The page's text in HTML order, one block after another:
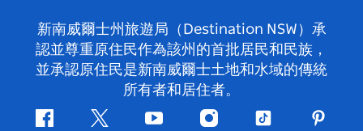
新南威爾士州旅遊局（Destination NSW）承
認並尊重原住民作為該州的首批居民和民族，
並承認原住民是新南威爾士土地和水域的傳統
所有者和居住者。
Facebook嘰
Youtube Instagram
抖